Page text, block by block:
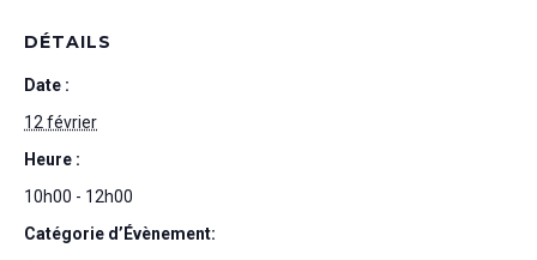
DÉTAILS
Date :
12 février
Heure :
10h00 - 12h00
Catégorie d’Évènement: